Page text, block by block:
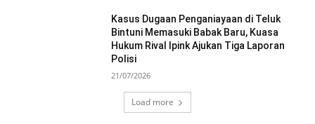
Kasus Dugaan Penganiayaan di Teluk
Bintuni Memasuki Babak Baru, Kuasa
Hukum Rival Ipink Ajukan Tiga Laporan
Polisi
21/07/2026
Load more